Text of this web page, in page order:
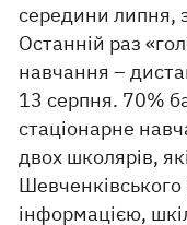
середини липня,
Останній раз
навчання –
13 серпня. 70%
стаціонарне
двох школярів,
інформацією,